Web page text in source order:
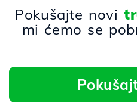
Pokušajte novi
mi ćemo se